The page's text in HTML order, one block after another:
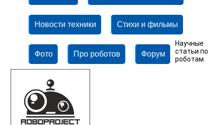
Новости техники Стихи и фильмы
Фото Про роботов Форум
Научные
статьи по
роботам